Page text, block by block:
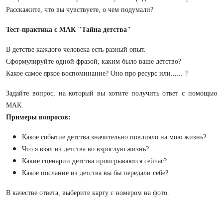
Расскажите, что вы чувствуете, о чем подумали?
Тест-практика с МАК "Тайна детства"
В детстве каждого человека есть разный опыт.
Сформулируйте одной фразой, каким было ваше детство?
Какое самое яркое воспоминание? Оно про ресурс или...... ?
Задайте вопрос, на который вы хотите получить ответ с помощью
МАК.
Примеры вопросов:
Какое событие детства значительно повлияло на мою жизнь?
Что я взял из детства во взрослую жизнь?
Какие сценарии детства проигрываются сейчас?
Какое послание из детства вы бы передали себе?
В качестве ответа, выберите карту с номером на фото.